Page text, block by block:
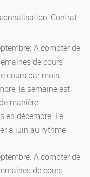
à 10 sur l'ensemble
sont affectées d'un
3. Lorsque l'unité est
sont elles-
entre
note
l'étudiant a
à 10 pour
sont
unité est
Chaque unité
crédits afférents.
Contrat
A compter de
de cours
cours par mois
la semaine est
manière
en décembre. Le
à juin au rythme
A compter de
de cours